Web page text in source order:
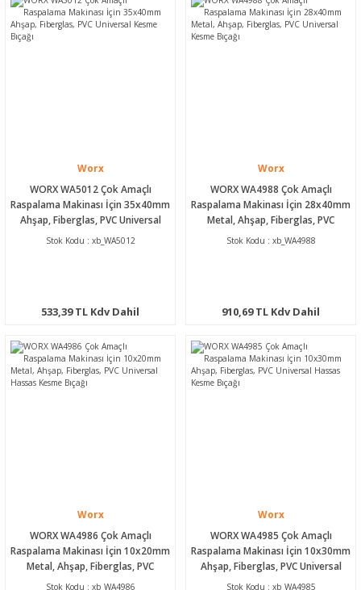
Worx
WORX WA5012 Çok Amaçlı
Raspalama Makinası İçin 35x40mm
Ahşap, Fiberglas, PVC Universal
Kesme Bıçağı
Stok Kodu : xb_WA5012
533,39 TL Kdv Dahil
Worx
WORX WA4988 Çok Amaçlı
Raspalama Makinası İçin 28x40mm
Metal, Ahşap, Fiberglas, PVC
Universal Kesme Bıçağı
Stok Kodu : xb_WA4988
910,69 TL Kdv Dahil
Worx
WORX WA4986 Çok Amaçlı
Raspalama Makinası İçin 10x20mm
Metal, Ahşap, Fiberglas, PVC
Universal Hassas Kesme Bıçağı
Stok Kodu : xb_WA4986
Worx
WORX WA4985 Çok Amaçlı
Raspalama Makinası İçin 10x30mm
Ahşap, Fiberglas, PVC Universal
Hassas Kesme Bıçağı
Stok Kodu : xb_WA4985